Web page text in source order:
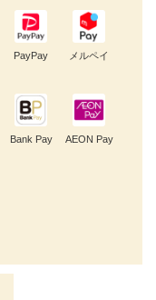
PayPay メルペイ
Bank Pay AEON Pay